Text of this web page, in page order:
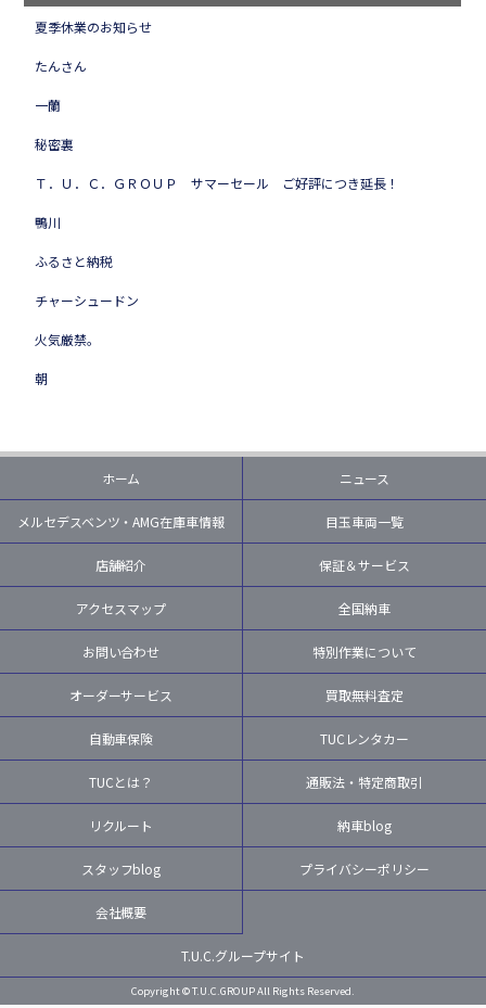
夏季休業のお知らせ
たんさん
一蘭
秘密裏
Ｔ．Ｕ．Ｃ．ＧＲＯＵＰ サマーセール ご好評につき延長！
鴨川
ふるさと納税
チャーシュードン
火気厳禁。
朝
ホーム ニュース
メルセデスベンツ・AMG在庫車情報 目玉車両一覧
店舗紹介 保証＆サービス
アクセスマップ 全国納車
お問い合わせ 特別作業について
オーダーサービス 買取無料査定
自動車保険 TUCレンタカー
TUCとは？ 通販法・特定商取引
リクルート 納車blog
スタッフblog プライバシーポリシー
会社概要
T.U.C.グループサイト
Copyright © T.U.C.GROUP All Rights Reserved.